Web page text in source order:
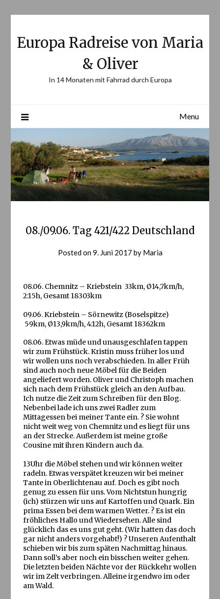
Europa Radreise von Maria
& Oliver
In 14 Monaten mit Fahrrad durch Europa
Menu
08./09.06. Tag 421/422 Deutschland
Posted on9. Juni 2017 by Maria
08.06. Chemnitz – Kriebstein 33km, Ø14,7km/h,
2:15h, Gesamt 18303km
09.06. Kriebstein – Sörnewitz (Boselspitze)
59km, Ø13,9km/h, 4:12h, Gesamt 18362km
08.06. Etwas müde und unausgeschlafen tappen
wir zum Frühstück. Kristin muss früher los und
wir wollen uns noch verabschieden. In aller Früh
sind auch noch neue Möbel für die Beiden
angeliefert worden. Oliver und Christoph machen
sich nach dem Frühstück gleich an den Aufbau.
Ich nutze die Zeit zum Schreiben für den Blog.
Nebenbei lade ich uns zwei Radler zum
Mittagessen bei meiner Tante ein. ? Sie wohnt
nicht weit weg von Chemnitz und es liegt für uns
an der Strecke. Außerdem ist meine große
Cousine mit ihren Kindern auch da.
13Uhr die Möbel stehen und wir können weiter
radeln. Etwas verspätet kreuzen wir bei meiner
Tante in Oberlichtenau auf. Doch es gibt noch
genug zu essen für uns. Vom Nichtstun hungrig
(ich) stürzen wir uns auf Kartoffen und Quark. Ein
prima Essen bei dem warmen Wetter. ? Es ist ein
fröhliches Hallo und Wiedersehen. Alle sind
glücklich das es uns gut geht. (Wir hatten das doch
gar nicht anders vorgehabt!) ? Unseren Aufenthalt
schieben wir bis zum späten Nachmittag hinaus.
Dann soll’s aber noch ein bisschen weiter gehen.
Die letzten beiden Nächte vor der Rückkehr wollen
wir im Zelt verbringen. Alleine irgendwo im oder
am Wald.